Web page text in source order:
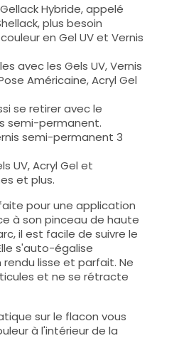
Hybride, appelé
plus besoin
en Gel UV et Vernis
avec les Gels UV, Vernis
Américaine, Acryl Gel
se retirer avec le
semi-permanent.
semi-permanent 3
UV, Acryl Gel et
et plus.
pour une application
à son pinceau de haute
il est facile de suivre le
s'auto-égalise
lisse et parfait. Ne
et ne se rétracte
sur le flacon vous
à l'intérieur de la